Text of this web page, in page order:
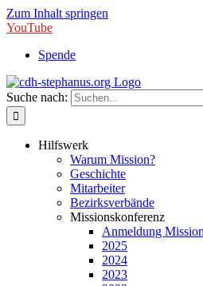
Zum Inhalt springen
YouTube
Spende
Suche nach:
Hilfswerk
Warum Mission?
Geschichte
Mitarbeiter
Bezirksverbände
Missionskonferenz
Anmeldung
2025
2024
2023